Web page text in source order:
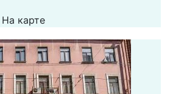
На карте